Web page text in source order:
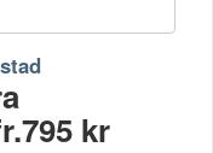
kr